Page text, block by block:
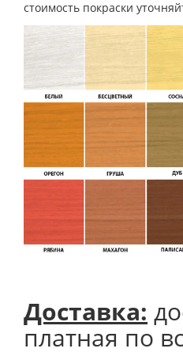
стоимость покраски
Доставка:
платная по